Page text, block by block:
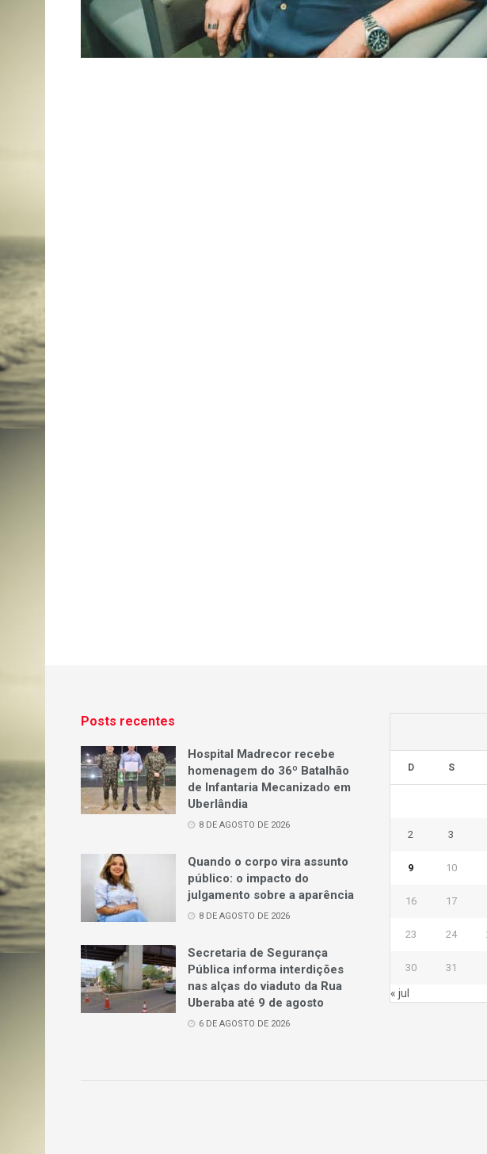
Posts recentes
Hospital Madrecor recebe
homenagem do 36º Batalhão
de Infantaria Mecanizado em
Uberlândia
8 DE AGOSTO DE 2026
Quando o corpo vira assunto
público: o impacto do
julgamento sobre a aparência
8 DE AGOSTO DE 2026
Secretaria de Segurança
Pública informa interdições
nas alças do viaduto da Rua
Uberaba até 9 de agosto
6 DE AGOSTO DE 2026
D S
2 3
9 10
16 17
23 24
30 31
« jul